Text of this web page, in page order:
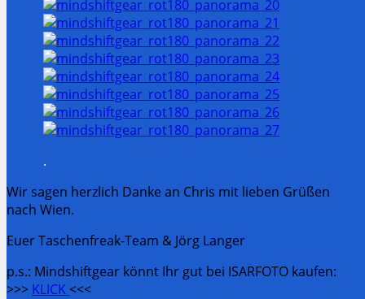
.
Wir sagen herzlich Danke an Chris mit lieben Grüßen
nach Wien.
Euer Taschenfreak-Team & Jörg Langer
p.s.: Mindshiftgear könnt Ihr gut bei ISARFOTO kaufen:
>>> KLICK<<<